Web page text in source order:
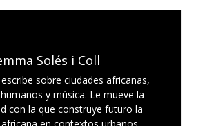
Solés i Coll
sobre ciudades africanas,
y música. Le mueve la
con la que construye futuro la